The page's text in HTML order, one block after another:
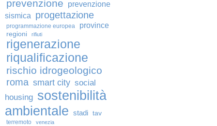
prevenzione
prevenzione
sismica
progettazione
programmazione europea province
regioni rifiuti
rigenerazione
riqualificazione
rischio idrogeologico
roma smart city social
housing sostenibilità
ambientale stadi tav
terremoto venezia